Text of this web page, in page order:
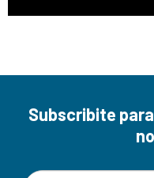
Subscribite